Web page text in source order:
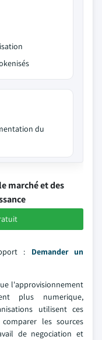
du
marché et des
: Demander un
l'approvisionnement
plus numerique,
utilisent ces
les sources
de negociation et